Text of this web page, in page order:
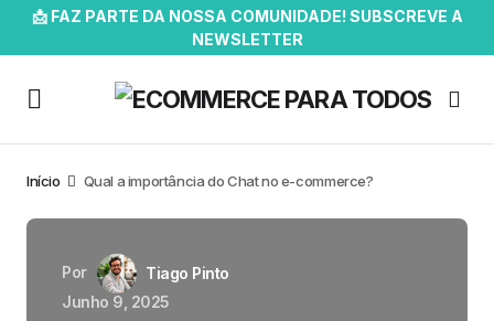
📩 FAZ PARTE DA NOSSA COMUNIDADE! SUBSCREVE A
NEWSLETTER
Início Qual a importância do Chat no e-commerce?
Por
Tiago Pinto
Junho 9, 2025